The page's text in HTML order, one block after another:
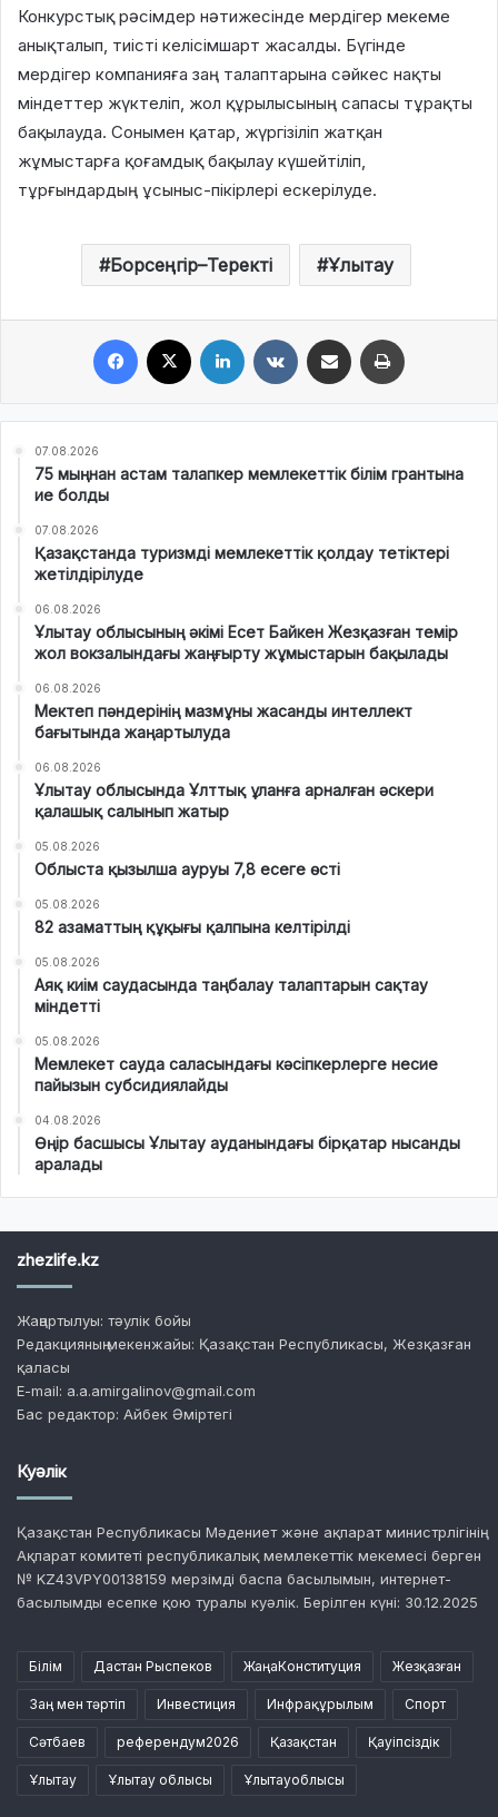
Конкурстық рәсімдер нәтижесінде мердігер мекеме
анықталып, тиісті келісімшарт жасалды. Бүгінде
мердігер компанияға заң талаптарына сәйкес нақты
міндеттер жүктеліп, жол құрылысының сапасы тұрақты
бақылауда. Сонымен қатар, жүргізіліп жатқан
жұмыстарға қоғамдық бақылау күшейтіліп,
тұрғындардың ұсыныс-пікірлері ескерілуде.
Борсеңгір–Теректі Ұлытау
07.08.2026
75 мыңнан астам талапкер мемлекеттік білім грантына
ие болды
07.08.2026
Қазақстанда туризмді мемлекеттік қолдау тетіктері
жетілдірілуде
06.08.2026
Ұлытау облысының әкімі Есет Байкен Жезқазған темір
жол вокзалындағы жаңғырту жұмыстарын бақылады
06.08.2026
Мектеп пәндерінің мазмұны жасанды интеллект
бағытында жаңартылуда
06.08.2026
Ұлытау облысында Ұлттық ұланға арналған әскери
қалашық салынып жатыр
05.08.2026
Облыста қызылша ауруы 7,8 есеге өсті
05.08.2026
82 азаматтың құқығы қалпына келтірілді
05.08.2026
Аяқ киім саудасында таңбалау талаптарын сақтау
міндетті
05.08.2026
Мемлекет сауда саласындағы кәсіпкерлерге несие
пайызын субсидиялайды
04.08.2026
Өңір басшысы Ұлытау ауданындағы бірқатар нысанды
аралады
zhezlife.kz
Жаңартылуы: тәулік бойы
Редакцияның мекенжайы: Қазақстан Республикасы, Жезқазған
қаласы
E-mail: a.a.amirgalinov@gmail.com
Бас редактор: Айбек Әміртегі
Куәлік
Қазақстан Республикасы Мәдениет және ақпарат министрлігінің
Ақпарат комитеті республикалық мемлекеттік мекемесі берген
№ KZ43VPY00138159 мерзімді баспа басылымын, интернет-
басылымды есепке қою туралы куәлік. Берілген күні: 30.12.2025
Білім Дастан Рыспеков ЖаңаКонституция Жезқазған
Заң мен тәртіп Инвестиция Инфрақұрылым Спорт
Сәтбаев референдум2026 Қазақстан Қауіпсіздік
Ұлытау Ұлытау облысы Ұлытауоблысы